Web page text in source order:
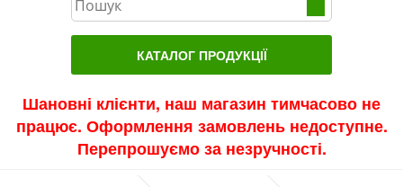
КАТАЛОГ ПРОДУКЦІЇ
Актуальні продукти
Акції
Шановні клієнти, наш магазин тимчасово не
працює. Оформлення замовлень недоступне.
Перепрошуємо за незручності.